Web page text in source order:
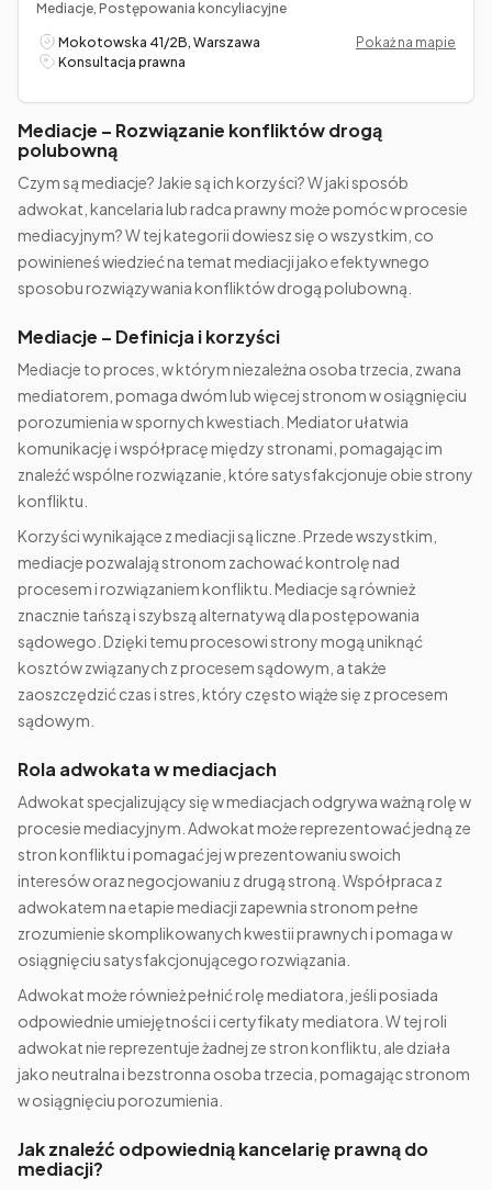
Mediacje, Postępowania koncyliacyjne
Mokotowska 41/2B, Warszawa
Pokaż na mapie
Konsultacja prawna
Mediacje – Rozwiązanie konfliktów drogą
polubowną
Czym są mediacje? Jakie są ich korzyści? W jaki sposób
adwokat, kancelaria lub radca prawny może pomóc w procesie
mediacyjnym? W tej kategorii dowiesz się o wszystkim, co
powinieneś wiedzieć na temat mediacji jako efektywnego
sposobu rozwiązywania konfliktów drogą polubowną.
Mediacje – Definicja i korzyści
Mediacje to proces, w którym niezależna osoba trzecia, zwana
mediatorem, pomaga dwóm lub więcej stronom w osiągnięciu
porozumienia w spornych kwestiach. Mediator ułatwia
komunikację i współpracę między stronami, pomagając im
znaleźć wspólne rozwiązanie, które satysfakcjonuje obie strony
konfliktu.
Korzyści wynikające z mediacji są liczne. Przede wszystkim,
mediacje pozwalają stronom zachować kontrolę nad
procesem i rozwiązaniem konfliktu. Mediacje są również
znacznie tańszą i szybszą alternatywą dla postępowania
sądowego. Dzięki temu procesowi strony mogą uniknąć
kosztów związanych z procesem sądowym, a także
zaoszczędzić czas i stres, który często wiąże się z procesem
sądowym.
Rola adwokata w mediacjach
Adwokat specjalizujący się w mediacjach odgrywa ważną rolę w
procesie mediacyjnym. Adwokat może reprezentować jedną ze
stron konfliktu i pomagać jej w prezentowaniu swoich
interesów oraz negocjowaniu z drugą stroną. Współpraca z
adwokatem na etapie mediacji zapewnia stronom pełne
zrozumienie skomplikowanych kwestii prawnych i pomaga w
osiągnięciu satysfakcjonującego rozwiązania.
Adwokat może również pełnić rolę mediatora, jeśli posiada
odpowiednie umiejętności i certyfikaty mediatora. W tej roli
adwokat nie reprezentuje żadnej ze stron konfliktu, ale działa
jako neutralna i bezstronna osoba trzecia, pomagając stronom
w osiągnięciu porozumienia.
Jak znaleźć odpowiednią kancelarię prawną do
mediacji?